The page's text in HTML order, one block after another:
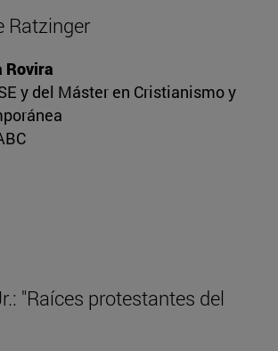
Ratzinger
Rovira
y del Máster en Cristianismo y
"Raíces protestantes del